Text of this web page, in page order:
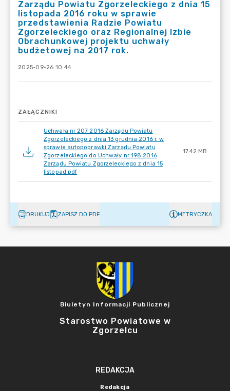
Zarządu Powiatu Zgorzeleckiego z dnia 15
listopada 2016 roku w sprawie
przedstawienia Radzie Powiatu
Zgorzeleckiego oraz Regionalnej Izbie
Obrachunkowej projektu uchwały
budżetowej na 2017 rok.
2025-09-26 10:44
ZAŁĄCZNIKI
Uchwała nr 207 2016 Zarządu Powiatu
Zgorzeleckiego z dnia 13 grudnia 2016 r. w
sprawie autopoprawki Zarządu Powiatu
Zgorzeleckiego do Uchwały nr 198 2016
Zarządu Powiatu Zgorzeleckiego z dnia 15
listopad.pdf
17.42 MB
DRUKUJ ZAPISZ DO PDF METRYCZKA
Biuletyn Informacji Publicznej
Starostwo Powiatowe w
Zgorzelcu
REDAKCJA
Redakcja